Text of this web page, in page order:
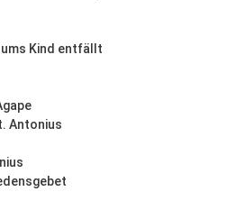
Kind entfällt
Antonius